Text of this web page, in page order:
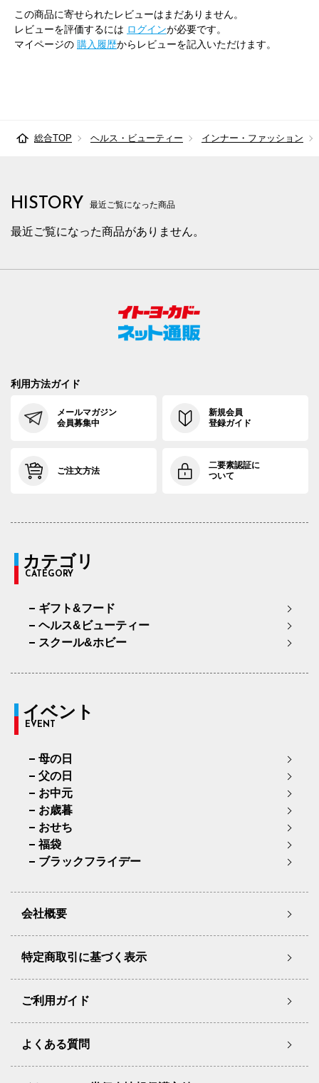
この商品に寄せられたレビューはまだありません。
レビューを評価するには ログインが必要です。
マイページの 購入履歴からレビューを記入いただけます。
総合TOP ヘルス・ビューティー インナー・ファッション
HISTORY 最近ご覧になった商品
最近ご覧になった商品がありません。
利用方法ガイド
メールマガジン
会員募集中
新規会員
登録ガイド
ご注文方法
二要素認証に
ついて
カテゴリ
CATEGORY
ギフト&フード
ヘルス&ビューティー
スクール&ホビー
イベント
EVENT
母の日
父の日
お中元
お歳暮
おせち
福袋
ブラックフライデー
会社概要
特定商取引に基づく表示
ご利用ガイド
よくある質問